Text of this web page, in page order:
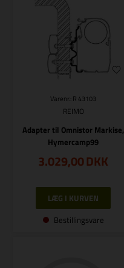
Varenr.: R 43103
REIMO
Adapter til Omnistor Markise,
Hymercamp99
3.029,00DKK
Bestillingsvare